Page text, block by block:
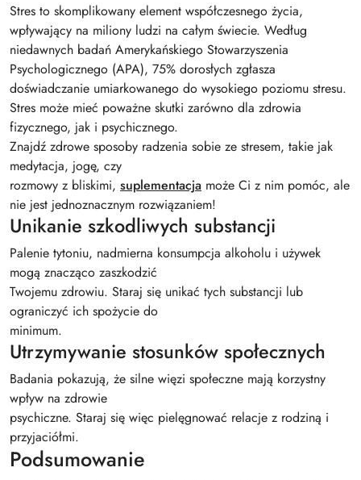
Stres to skomplikowany element współczesnego życia,
wpływający na miliony ludzi na całym świecie. Według
niedawnych badań Amerykańskiego Stowarzyszenia
Psychologicznego (APA), 75% dorosłych zgłasza
doświadczanie umiarkowanego do wysokiego poziomu stresu.
Stres może mieć poważne skutki zarówno dla zdrowia
fizycznego, jak i psychicznego.
Znajdź zdrowe sposoby radzenia sobie ze stresem, takie jak
medytacja, jogę, czy
rozmowy z bliskimi, suplementacja może Ci z nim pomóc, ale
nie jest jednoznacznym rozwiązaniem!
Unikanie szkodliwych substancji
Palenie tytoniu, nadmierna konsumpcja alkoholu i używek
mogą znacząco zaszkodzić
Twojemu zdrowiu. Staraj się unikać tych substancji lub
ograniczyć ich spożycie do
minimum.
Utrzymywanie stosunków społecznych
Badania pokazują, że silne więzi społeczne mają korzystny
wpływ na zdrowie
psychiczne. Staraj się więc pielęgnować relacje z rodziną i
przyjaciółmi.
Podsumowanie